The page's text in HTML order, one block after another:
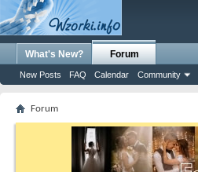
What's New? Forum
New Posts FAQ Calendar Community
Forum